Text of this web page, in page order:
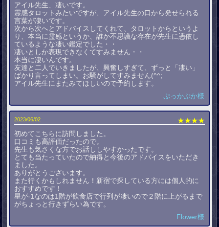
アイル先生、凄いです。
霊感タロットみたいですが、アイル先生の口から発せられる
言葉が凄いです。
次から次へとアドバイスしてくれて、タロットからというよ
り、本当に霊感というか、誰か不思議な存在が先生に憑依し
ているような凄い鑑定でした・・
凄いとしか表現できなくてすみません・・
本当に凄いんです。
友達と二人でいきましたが、興奮しすぎて、ずっと「凄い」
ばかり言ってしまい。お騒がしてすみません(^^;
アイル先生にまたみてほしいので予約します。
ぷっかぷか様
2023/06/02
★★★★
初めてこちらに訪問しました。
口コミも高評価だったので。
先生も気さくな方でお話ししやすかったです。
とても当たっていたので納得と今後のアドバイスをいただき
ました。
ありがとうございます。
また行くかもしれません！新宿で探している方には個人的に
おすすめです！
星が-1なのは1階が飲食店で行列が凄いので２階に上がるまで
がちょっと行きずらい為です。
Flower様